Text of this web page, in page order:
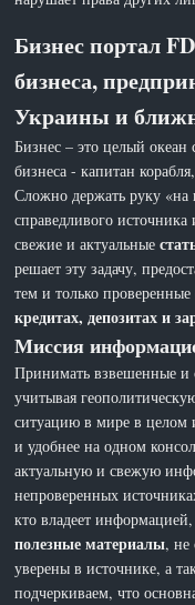
Бизнес портал
бизнеса,
Украины и
Бизнес – это целый
бизнеса - капитан
Сложно держать руку «на
справедливого
свежие и актуальные
решает эту задачу,
тем и только
кредитах, депозитах и
Миссия
Принимать взвешенные и
учитывая
ситуацию в мире в целом
и удобнее на одном
актуальную и свежую
непроверенных
кто владеет
полезные материалы, не
уверены в источнике, а
подчеркиваем, что